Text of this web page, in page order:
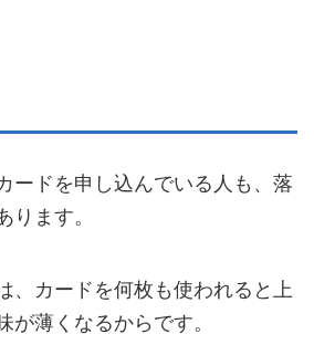
ードを申し込んでいる人も、落
ります。
、カードを何枚も使われると上
が薄くなるからです。